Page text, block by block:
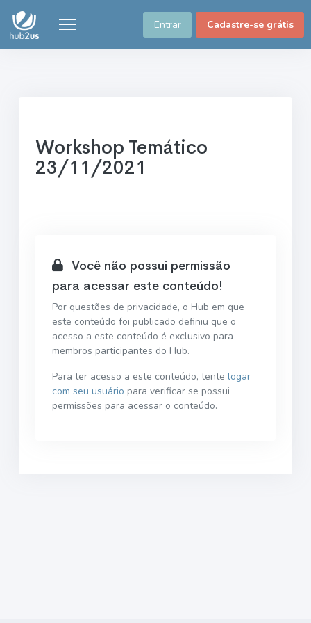
Entrar Cadastre-se grátis
Workshop Temático
23/11/2021
Você não possui permissão
para acessar este conteúdo!
Por questões de privacidade, o Hub em que
este conteúdo foi publicado definiu que o
acesso a este conteúdo é exclusivo para
membros participantes do Hub.
Para ter acesso a este conteúdo, tente logar
com seu usuário para verificar se possui
permissões para acessar o conteúdo.